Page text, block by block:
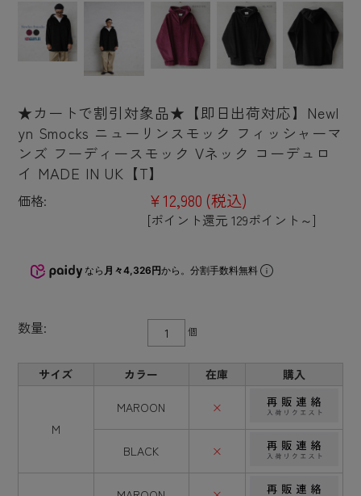
★カートで割引対象品★【即日出荷対応】Newl
yn Smocks ニューリンスモック フィッシャーマ
ンズ フーディースモック Vネック コーデュロ
イ MADE IN UK【T】
価格: ¥12,980 (税込)
[ポイント還元 129ポイント～]
なら 月々4,326円から。分割手数料無料
数量: 個
サイズ カラー 在庫 購入
M
MAROON ×
BLACK ×